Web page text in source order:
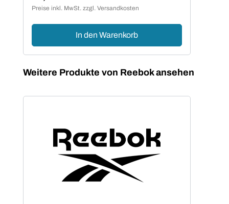
Regulärer Preis:
Preise inkl. MwSt. zzgl. Versandkosten
In den Warenkorb
Produktgalerie überspringen
Weitere Produkte von Reebok ansehen